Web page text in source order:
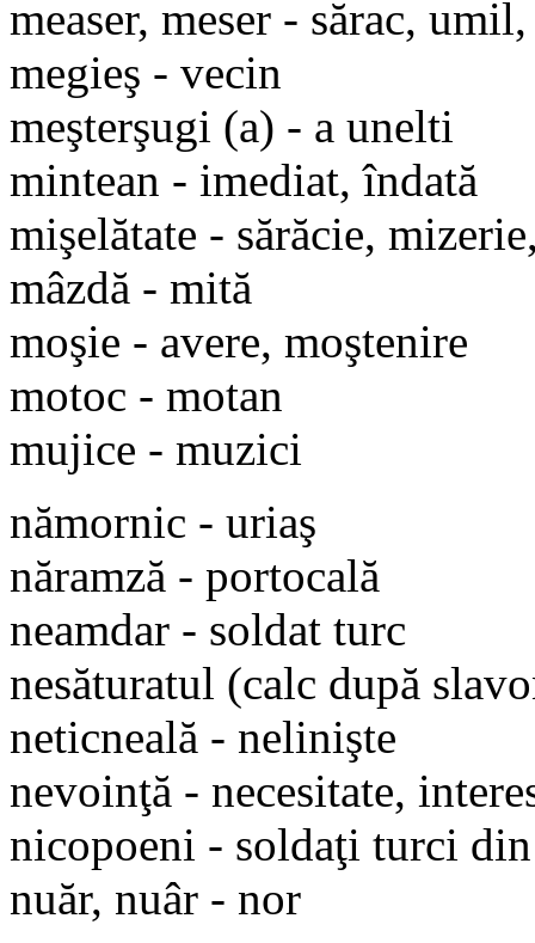
measer, meser - sărac,
megieş - vecin
meşterşugi (a) - a unelti
mintean - imediat, îndată
mişelătate - sărăcie,
mâzdă - mită
moşie - avere, moştenire
motoc - motan
mujice - muzici
nămornic - uriaş
năramză - portocală
neamdar - soldat turc
nesăturatul (calc după
neticneală - nelinişte
nevoinţă - necesitate,
nicopoeni - soldaţi turci
nuăr, nuâr - nor